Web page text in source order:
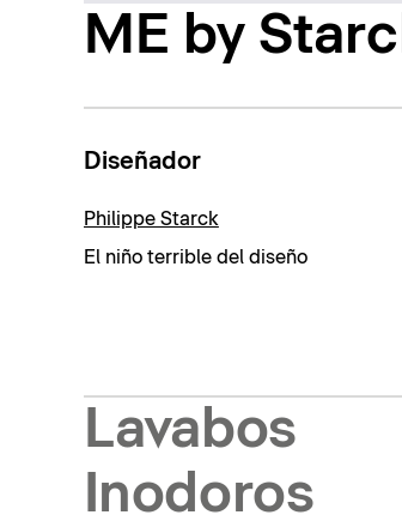
ME by
Diseñador
Philippe Starck
El niño terrible del diseño
Lavabos
Inodoros